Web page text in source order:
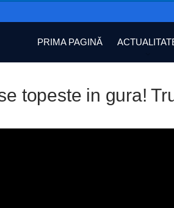
PRIMA PAGINĂ
topeste in gura!